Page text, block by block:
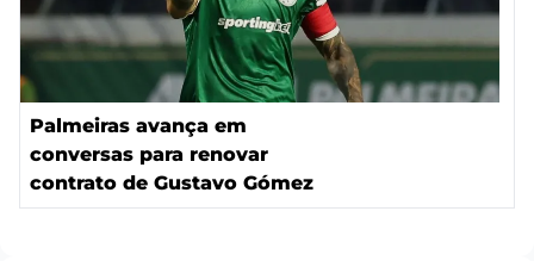
Palmeiras avança em
conversas para renovar
contrato de Gustavo Gómez